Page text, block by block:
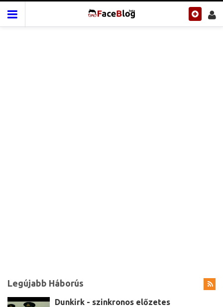
Legújabb Háborús
Dunkirk - szinkronos előzetes